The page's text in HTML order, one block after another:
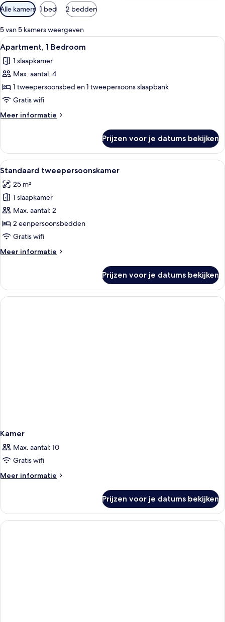
Beschikbare
filters
voor
kamers
Alle kamers 1 bed 2 bedden
5 van 5 kamers weergeven
Alle
foto's
voor
Apartment,
1
Bedroom
laden
Een moderne woonkamer met een
10
Apartment, 1 Bedroom
1 slaapkamer
Max. aantal: 4
1 tweepersoonsbed en 1 tweepersoons slaapbank
Gratis wifi
Meer informatie
Meer
1
Bedroom
Prijzen voor je datums bekijken
Alle
foto's
voor
Standaard
tweepersoonskamer
laden
Een hotelkamer met een houten
2
Standaard tweepersoonskamer
25 m²
1 slaapkamer
Max. aantal: 2
2 eenpersoonsbedden
Gratis wifi
Meer informatie
Meer
tweepersoonskamer
Prijzen voor je datums bekijken
Kamer
Max. aantal: 10
Gratis wifi
Meer informatie
Meer
Prijzen voor je datums bekijken